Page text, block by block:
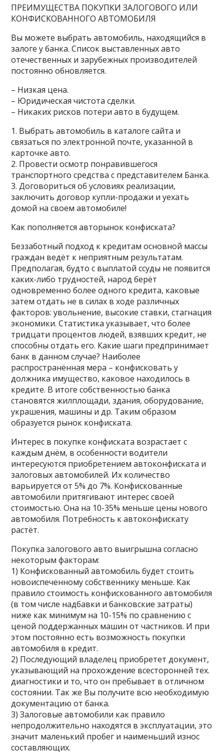
ПРЕИМУЩЕСТВА ПОКУПКИ ЗАЛОГОВОГО ИЛИ
КОНФИСКОВАННОГО АВТОМОБИЛЯ
Вы можете выбрать автомобиль, находящийся в
залоге у банка. Список выставленных авто
отечественных и зарубежных производителей
постоянно обновляется.
– Низкая цена.
– Юридическая чистота сделки.
– Никаких рисков потери авто в будущем.
1. Выбрать автомобиль в каталоге сайта и
связаться по электронной почте, указанной в
карточке авто.
2. Провести осмотр понравившегося
транспортного средства с представителем Банка.
3. Договориться об условиях реализации,
заключить договор купли-продажи и уехать
домой на своем автомобиле!
Как пополняется авторынок конфиската?
Беззаботный подход к кредитам основной массы
граждан ведёт к неприятным результатам.
Предполагая, будто с выплатой ссуды не появится
каких-либо трудностей, народ берёт
одновременно более одного кредита, каковые
затем отдать не в силах в ходе различных
факторов: увольнение, высокие ставки, стагнация
экономики. Статистика указывает, что более
тридцати процентов людей, взявших кредит, не
способны отдать его. Какие шаги предпринимает
банк в данном случае? Наиболее
распространённая мера – конфисковать у
должника имущество, каковое находилось в
кредите. В итоге собственностью банка
становятся жилплощади, здания, оборудование,
украшения, машины и др. Таким образом
образуется рынок конфиската.
Интерес в покупке конфиската возрастает с
каждым днём, в особенности водители
интересуются приобретением автоконфиската и
залоговых автомобилей. Их количество
варьируется от 5% до 7%. Конфискованные
автомобили притягивают интерес своей
стоимостью. Она на 10-35% меньше цены нового
автомобиля. Потребность к автоконфискату
растёт.
Покупка залогового авто выигрышна согласно
некоторым факторам:
1) Конфискованный автомобиль будет стоить
новоиспеченному собственнику меньше. Как
правило стоимость конфискованного автомобиля
(в том числе надбавки и банковские затраты)
ниже как минимум на 10-15% по сравнению с
ценой поддержанных машин от частников. И при
этом постоянно есть возможность покупки
автомобиля в кредит.
2) Последующий владелец приобретет документ,
указывающий на прохождение всесторонней тех.
диагностики и то, что он пребывает в отличном
состоянии. Так же Вы получите всю необходимую
документацию от банка.
3) Залоговые автомобили как правило
непродолжительно находятся в эксплуатации, это
значит маленький пробег и наименьший износ
составляющих.